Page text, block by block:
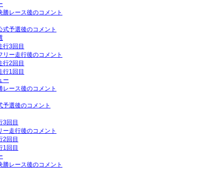
レース後のコメント
予選後のコメント
行3回目
ー走行後のコメント
行2回目
行1回目
ー
ース後のコメント
選後のコメント
3回目
走行後のコメント
2回目
1回目
レース後のコメント